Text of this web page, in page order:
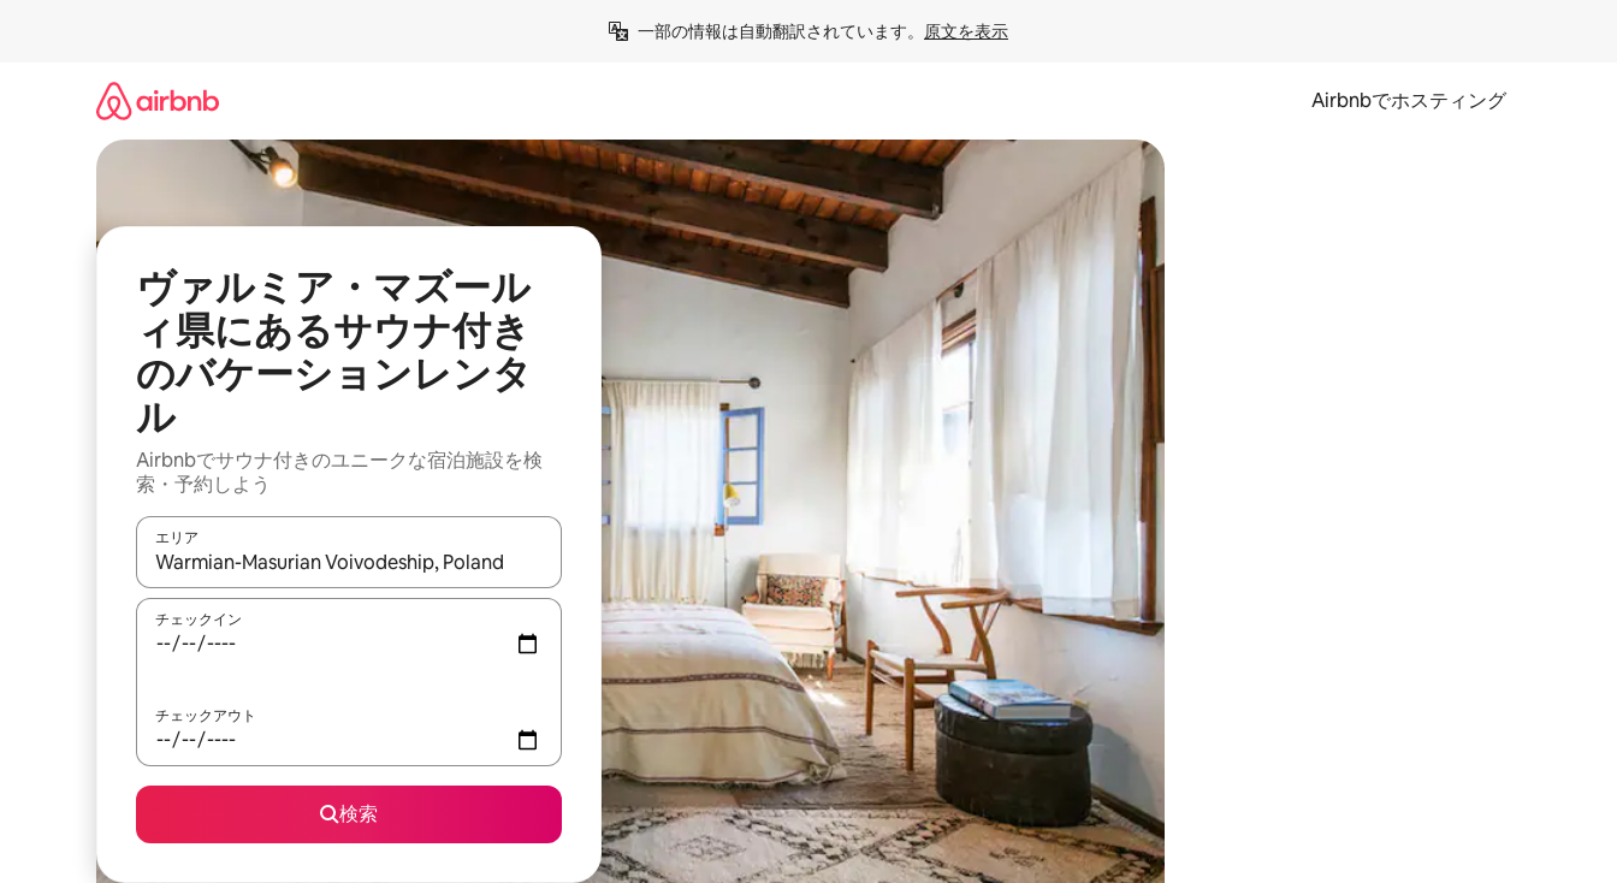
一部の情報は自動翻訳されています。 原文を表示
Airbnbでホスティング
ヴァルミア・マズール
ィ県にあるサウナ付き
のバケーションレンタ
ル
Airbnbでサウナ付きのユニークな宿泊施設を検
索・予約しよう
エリア
検索結果が表示されたら、上下の矢印キーを使って移動するか、画面をタッチまたはスワイプして検索結果を確認することができます。
チェックイン
チェックアウト
検索